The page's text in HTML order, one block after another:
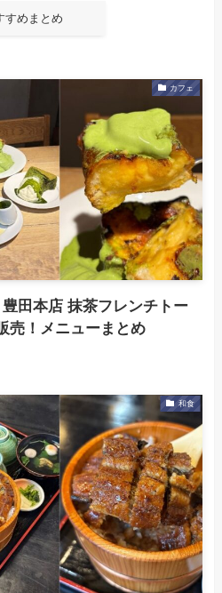
すめまとめ
カフェ
田本店 抹茶フレンチトー
売！メニューまとめ
和食